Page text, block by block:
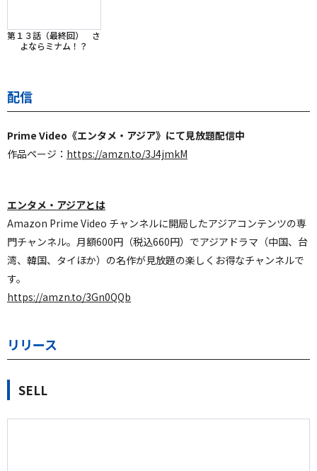
第１３話（最終回） さ
よならミナム！？
配信
Prime Video《エンタメ・アジア》にて見放題配信中
作品ページ： https://amzn.to/3J4jmkM
エンタメ・アジアとは
Amazon Prime Video チャンネルに開局したアジアコンテンツの専
門チャンネル。月額600円（税込660円）でアジアドラマ（中国、台
湾、韓国、タイほか）の名作が見放題の楽しくお得なチャンネルで
す。
https://amzn.to/3Gn0QQb
リリース
SELL